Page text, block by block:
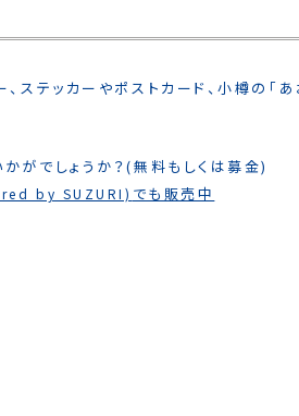
ステッカーやポストカード、小樽の「
がでしょうか？(無料もしくは募金)
by SUZURI) でも販売中